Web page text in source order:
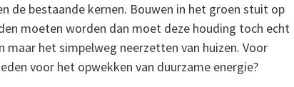
de bestaande kernen. Bouwen in het groen stuit op
moeten worden dan moet deze houding toch echt
maar het simpelweg neerzetten van huizen. Voor
voor het opwekken van duurzame energie?